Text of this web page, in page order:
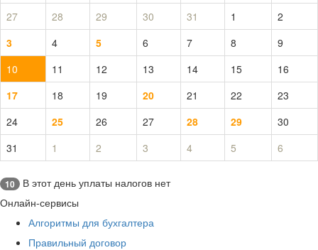
27
28 29 30 31 1
2
3
4 5 6 7 8
9
10
11 12 13 14 15
16
17
18 19 20 21 22
23
24
25 26 27 28 29
30
31
1 2 3 4 5 6
10
В этот день уплаты налогов нет
Онлайн-сервисы
Алгоритмы для бухгалтера
Правильный договор